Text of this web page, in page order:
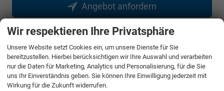
Angebot anfordern
Merken
Jetzt anrufen
Fahrzeugnr.
Wir respektieren Ihre Privatsphäre
Unsere Website setzt Cookies ein, um unsere Dienste für Sie
bereitzustellen. Hierbei berücksichtigen wir Ihre Auswahl und verarbeiten
nur die Daten für Marketing, Analytics und Personalisierung, für die Sie
uns Ihr Einverständnis geben. Sie können Ihre Einwilligung jederzeit mit
Wirkung für die Zukunft widerrufen.